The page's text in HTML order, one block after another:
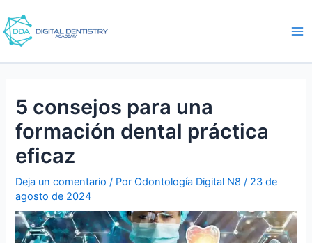
al
contenido
5 consejos para una
formación dental práctica
eficaz
Deja un comentario / PorOdontología Digital N8/ 23 de
agosto de 2024
entradas